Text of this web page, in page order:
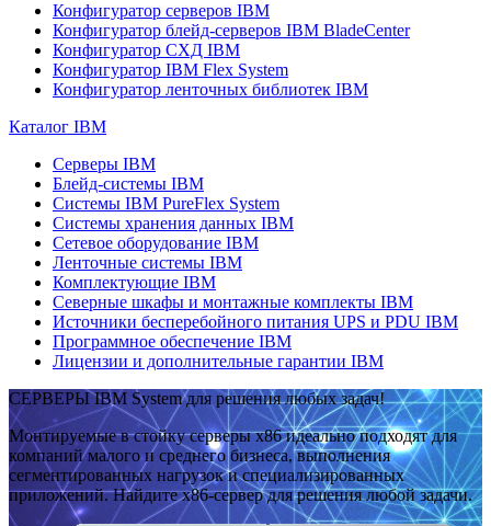
Конфигуратор серверов IBM
Конфигуратор блейд-серверов IBM BladeCenter
Конфигуратор СХД IBM
Конфигуратор IBM Flex System
Конфигуратор ленточных библиотек IBM
Каталог IBM
Серверы IBM
Блейд-системы IBM
Системы IBM PureFlex System
Системы хранения данных IBM
Сетевое оборудование IBM
Ленточные системы IBM
Комплектующие IBM
Северные шкафы и монтажные комплекты IBM
Источники бесперебойного питания UPS и PDU IBM
Программное обеспечение IBM
Лицензии и дополнительные гарантии IBM
СЕРВЕРЫ IBM System для решения любых задач!
Монтируемые в стойку серверы x86 идеально подходят для
компаний малого и среднего бизнеса, выполнения
сегментированных нагрузок и специализированных
приложений. Найдите x86-сервер для решения любой задачи.